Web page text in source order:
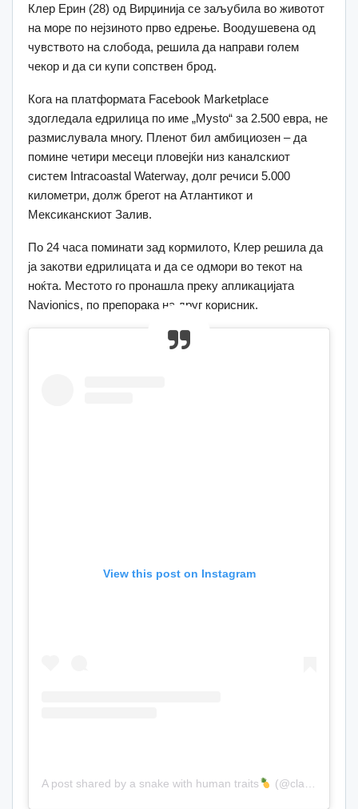
Клер Ерин (28) од Вирџинија се заљубила во животот
на море по нејзиното прво едрење. Воодушевена од
чувството на слобода, решила да направи голем
чекор и да си купи сопствен брод.
Кога на платформата Facebook Marketplace
здогледала едрилица по име „Mysto“ за 2.500 евра, не
размислувала многу. Пленот бил амбициозен – да
помине четири месеци пловејќи низ каналскиот
систем Intracoastal Waterway, долг речиси 5.000
километри, долж брегот на Атлантикот и
Мексиканскиот Залив.
По 24 часа поминати зад кормилото, Клер решила да
ја закотви едрилицата и да се одмори во текот на
ноќта. Местото го пронашла преку апликацијата
Navionics, по препорака на друг корисник.
View this post on Instagram
A post shared by a snake with human traits (@clairewaytoheaven)